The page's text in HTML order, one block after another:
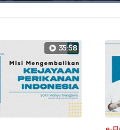
Dimuat:
35:58